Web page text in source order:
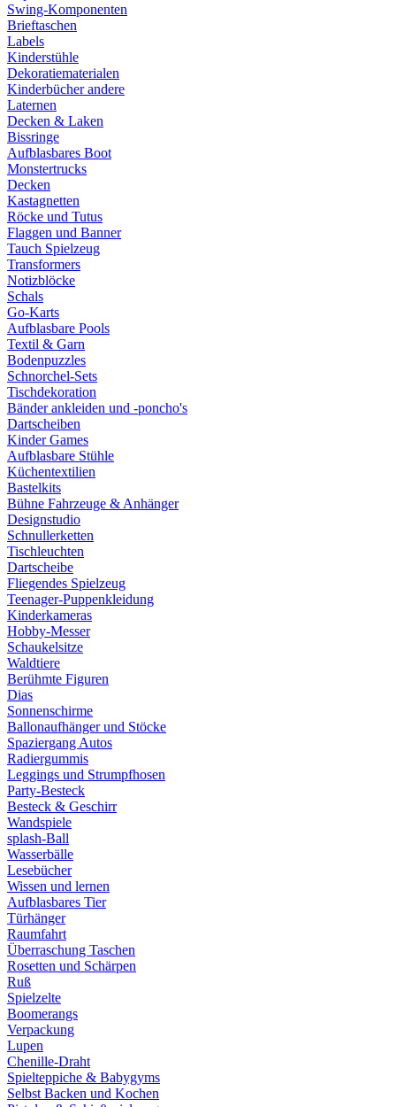
Swing-Komponenten
Brieftaschen
Labels
Kinderstühle
Dekoratiematerialen
Kinderbücher andere
Laternen
Decken & Laken
Bissringe
Aufblasbares Boot
Monstertrucks
Decken
Kastagnetten
Röcke und Tutus
Flaggen und Banner
Tauch Spielzeug
Transformers
Notizblöcke
Schals
Go-Karts
Aufblasbare Pools
Textil & Garn
Bodenpuzzles
Schnorchel-Sets
Tischdekoration
Bänder ankleiden und -poncho's
Dartscheiben
Kinder Games
Aufblasbare Stühle
Küchentextilien
Bastelkits
Bühne Fahrzeuge & Anhänger
Designstudio
Schnullerketten
Tischleuchten
Dartscheibe
Fliegendes Spielzeug
Teenager-Puppenkleidung
Kinderkameras
Hobby-Messer
Schaukelsitze
Waldtiere
Berühmte Figuren
Dias
Sonnenschirme
Ballonaufhänger und Stöcke
Spaziergang Autos
Radiergummis
Leggings und Strumpfhosen
Party-Besteck
Besteck & Geschirr
Wandspiele
splash-Ball
Wasserbälle
Lesebücher
Wissen und lernen
Aufblasbares Tier
Türhänger
Raumfahrt
Überraschung Taschen
Rosetten und Schärpen
Ruß
Spielzelte
Boomerangs
Verpackung
Lupen
Chenille-Draht
Spielteppiche & Babygyms
Selbst Backen und Kochen